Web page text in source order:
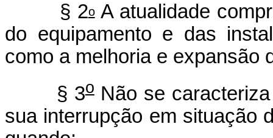
§ 2oA atualidade
do equipamento e das
como a melhoria e expansão
§ 3oNão se
sua interrupção em situação